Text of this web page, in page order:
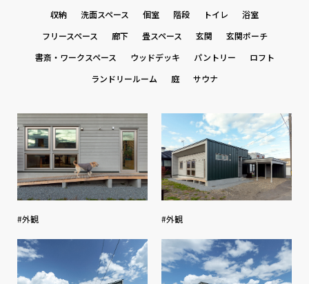
収納
洗面スペース 個室 階段 トイレ
浴室
フリースペース
廊下 畳スペース 玄関
玄関ポーチ
書斎・ワークスペース
ウッドデッキ パントリー
ロフト
ランドリールーム
庭 サウナ
#外観 #外観